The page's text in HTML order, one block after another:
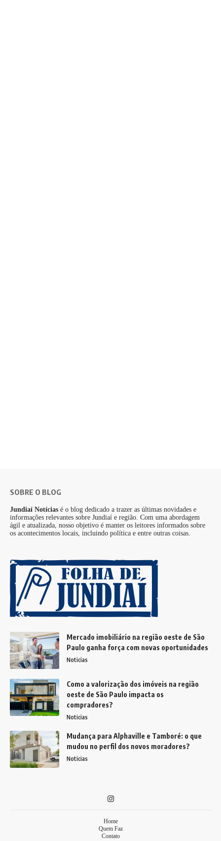
SOBRE O BLOG
Jundiaí Notícias é o blog dedicado a trazer as últimas novidades e
informações relevantes sobre Jundiaí e região. Com uma abordagem
ágil e atualizada, nosso objetivo é manter os leitores informados sobre
os acontecimentos locais, incluindo política e entre outras coisas.
Mercado imobiliário na região oeste de São
Paulo ganha força com novas oportunidades
Noticias
Como a valorização dos imóveis na região
oeste de São Paulo impacta os
compradores?
Noticias
Mudança para Alphaville e Tamboré: o que
mudou no perfil dos novos moradores?
Noticias
Home
Quem Faz
Contato